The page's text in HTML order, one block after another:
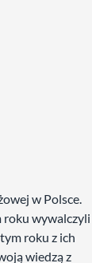
w Polsce.
roku wywalczyli
roku z ich
wiedzą z